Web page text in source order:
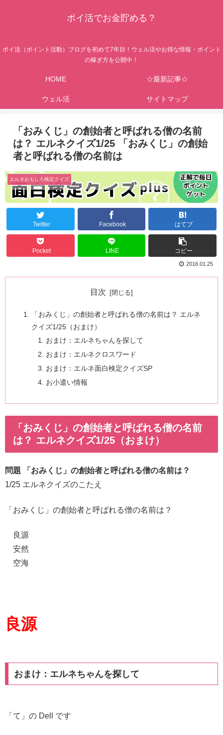
ポイ活でお金貯める？
ポイ活（ポイント活動）ブログを初めて7年目！ウェル活やお得な情報・ポイント
の稼ぎ方を公開中！
HOME ☆最新記事☆
ウェル活 サイトマップ
「おみくじ」の創始者と呼ばれる僧の名前
は？ エルネクイズ1/25 「おみくじ」の創始
者と呼ばれる僧の名前は
エルネおもしろ検定クイズ
Twitter Facebook はてブ
Pocket LINE コピー
2016.01.25
目次
「おみくじ」の創始者と呼ばれる僧の名前は？ エルネ
クイズ1/25（おまけ）
おまけ：エルネちゃんを探して
おまけ：エルネクロスワード
おまけ：エルネ面白検定クイズSP
お小遣い情報
「おみくじ」の創始者と呼ばれる僧の名前
は？ エルネクイズ1/25（おまけ）
問題 「おみくじ」の創始者と呼ばれる僧の名前は？
1/25 エルネクイズのこたえ
「おみくじ」の創始者と呼ばれる僧の名前は？
良源
安然
空海
良源
おまけ：エルネちゃんを探して
「て」の Dell です